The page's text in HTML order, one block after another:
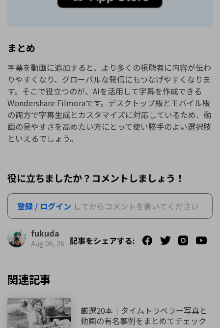
まとめ
字幕を動画に追加すると、より多くの視聴者に内容が伝わ
りやすくなり、グローバルな発信にもつなげやすくなりま
す。そこで役立つのが、AIを活用して字幕を作成できる
Wondershare Filmoraです。デスクトップ版とモバイル版
の両方で字幕生成とカスタマイズに対応しているため、動
画の見やすさを高めたい方にとって使い勝手のよい選択肢
といえるでしょう。
役に立ちましたか？コメントしましょう！
登録 / ログイン してからコメントを書いてください
fukuda
Aug 06, 26 記事をシェアする:
関連記事
厳選20本｜タイムトラベラー写真と
動画の有名事例をまとめてチェック